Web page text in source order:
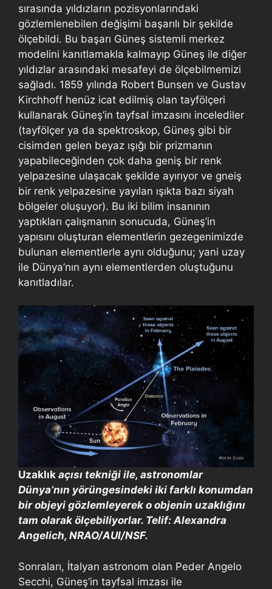
sırasında yıldızların pozisyonlarındaki
gözlemlenebilen değişimi başarılı bir şekilde
ölçebildi. Bu başarı Güneş sistemli merkez
modelini kanıtlamakla kalmayıp Güneş ile diğer
yıldızlar arasındaki mesafeyi de ölçebilmemizi
sağladı. 1859 yılında Robert Bunsen ve Gustav
Kirchhoff henüz icat edilmiş olan tayfölçeri
kullanarak Güneş’in tayfsal imzasını incelediler
(tayfölçer ya da spektroskop, Güneş gibi bir
cisimden gelen beyaz ışığı bir prizmanın
yapabileceğinden çok daha geniş bir renk
yelpazesine ulaşacak şekilde ayırıyor ve gneiş
bir renk yelpazesine yayılan ışıkta bazı siyah
bölgeler oluşuyor). Bu iki bilim insanının
yaptıkları çalışmanın sonucuda, Güneş’in
yapısını oluşturan elementlerin gezegenimizde
bulunan elementlerle aynı olduğunu; yani uzay
ile Dünya’nın aynı elementlerden oluştuğunu
kanıtladılar.
Uzaklık açısı tekniği ile, astronomlar
Dünya’nın yörüngesindeki iki farklı konumdan
bir objeyi gözlemleyerek o objenin uzaklığını
tam olarak ölçebiliyorlar. Telif: Alexandra
Angelich, NRAO/AUI/NSF.
Sonraları, İtalyan astronom olan Peder Angelo
Secchi, Güneş’in tayfsal imzası ile